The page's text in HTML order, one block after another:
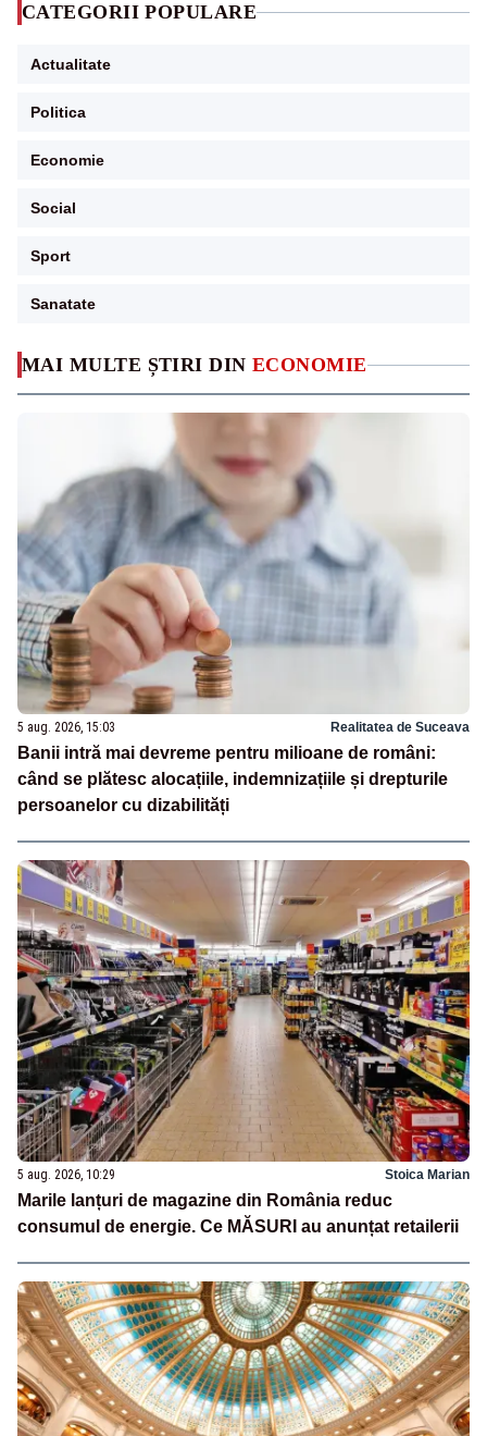
MAI MULTE ȘTIRI DIN ECONOMIE
5 aug. 2026, 15:03 Realitatea de Suceava
Banii intră mai devreme pentru milioane de români:
când se plătesc alocațiile, indemnizațiile și drepturile
persoanelor cu dizabilități
5 aug. 2026, 10:29 Stoica Marian
Marile lanțuri de magazine din România reduc
consumul de energie. Ce MĂSURI au anunțat retailerii
CATEGORII POPULARE
Actualitate
Politica
Economie
Social
Sport
Sanatate